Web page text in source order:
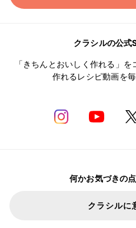
クラシルの公式
「きちんとおいしく作れる」
作れるレシピ動画を
何かお気づきの
クラシルに